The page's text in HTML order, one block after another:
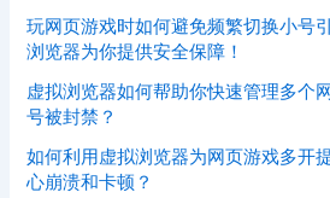
玩网页游戏时如何避免频繁切换小号
浏览器为你提供安全保障！
虚拟浏览器如何帮助你快速管理多个
号被封禁？
如何利用虚拟浏览器为网页游戏多开
心崩溃和卡顿？